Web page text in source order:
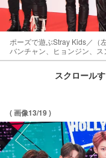
ポーズで遊ぶStray Kids／（
バンチャン、ヒョンジン、
スクロール
( 画像13/19 )